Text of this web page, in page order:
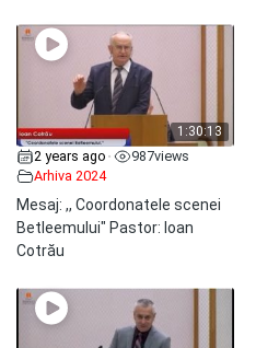
1:30:13
2 years ago • 987views
Arhiva 2024
Mesaj: ,, Coordonatele scenei
Betleemului" Pastor: Ioan
Cotrău